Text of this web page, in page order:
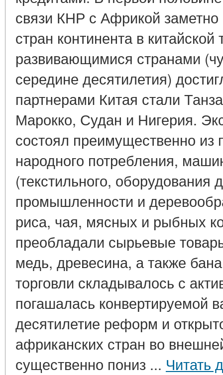
связи КНР с Африкой заметно
стран континента в китайской
развивающимися странами
середине десятилетия)
партнерами Китая стали
Марокко, Судан и Нигерия.
состоял преимущественно
народного потребления,
(текстильного, оборудования
промышленности и
риса, чая, мясных и рыбных
преобладали сырьевые
медь, древесина, а также
торговли складывалось с
погашалась конвертируемой
десятилетие реформ и
африканских стран во
существенно пониз ... Читать